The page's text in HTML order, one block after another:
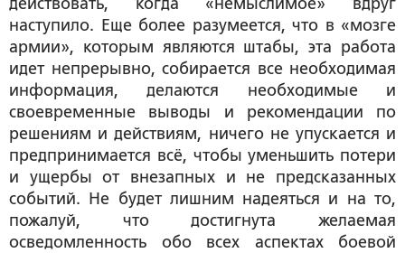
наступило. Еще более разумеется, что в «мозге
армии», которым являются штабы, эта работа
идет непрерывно, собирается все необходимая
информация, делаются необходимые и
своевременные выводы и рекомендации по
решениям и действиям, ничего не упускается и
предпринимается всё, чтобы уменьшить потери
и ущербы от внезапных и не предсказанных
событий. Не будет лишним надеяться и на то,
пожалуй, что достигнута желаемая
осведомленность обо всех аспектах боевой